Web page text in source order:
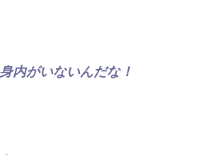
がいないんだな！